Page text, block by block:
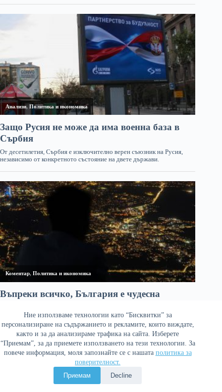
Ние използваме технологии като “Бисквитки” за
персонализиране на съдържанието и рекламите, които виждате,
както и за да анализираме трафика на сайта. Изберете
“Приемам”, за да приемете използването на тези технологии. За
повече информация, моля запознайте се с нашата политика за
поверителност.
Приемам
Decline
Политика за поверителност
Copyright © 2026 Война и мир. Сайтът е оптимизиран от